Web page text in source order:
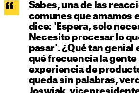
Sabes, una de las
comunes que amamos
dice: 'Espera, solo
Necesito procesar lo
pasar'. ¿Qué tan genial
qué frecuencia la gente
experiencia de
queda sin palabras,
Joswiak,